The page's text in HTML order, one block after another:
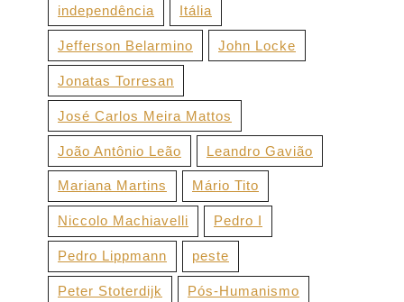
independência Itália
Jefferson Belarmino John Locke
Jonatas Torresan
José Carlos Meira Mattos
João Antônio Leão Leandro Gavião
Mariana Martins Mário Tito
Niccolo Machiavelli Pedro I
Pedro Lippmann peste
Peter Stoterdijk Pós-Humanismo